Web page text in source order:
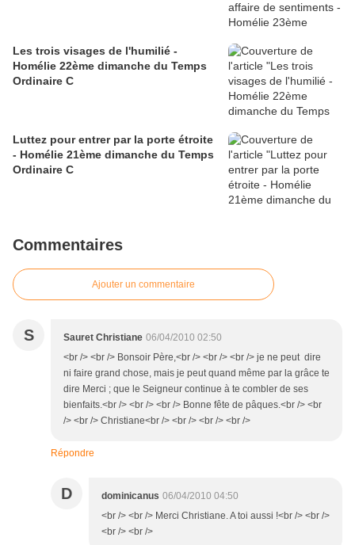
Les trois visages de l'humilié -
Homélie 22ème dimanche du Temps
Ordinaire C
Luttez pour entrer par la porte étroite
- Homélie 21ème dimanche du Temps
Ordinaire C
Commentaires
Ajouter un commentaire
S Sauret Christiane 06/04/2010 02:50
<br /> <br /> Bonsoir Père,<br /> <br /> <br /> je ne peut dire
ni faire grand chose, mais je peut quand même par la grâce te
dire Merci ; que le Seigneur continue à te combler de ses
bienfaits.<br /> <br /> <br /> Bonne fête de pâques.<br /> <br
/> <br /> Christiane<br /> <br /> <br /> <br />
Répondre
D dominicanus 06/04/2010 04:50
<br /> <br /> Merci Christiane. A toi aussi !<br /> <br />
<br /> <br />